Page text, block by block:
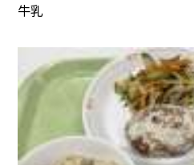
牛乳